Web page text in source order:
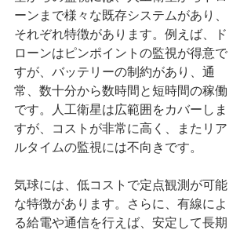
ーンまで様々な既存システムがあり、
それぞれ特徴があります。例えば、ド
ローンはピンポイントの監視が得意で
すが、バッテリーの制約があり、通
常、数十分から数時間と短時間の稼働
です。人工衛星は広範囲をカバーしま
すが、コストが非常に高く、またリア
ルタイムの監視には不向きです。
気球には、低コストで定点観測が可能
な特徴があります。さらに、有線によ
る給電や通信を行えば、安定して長期